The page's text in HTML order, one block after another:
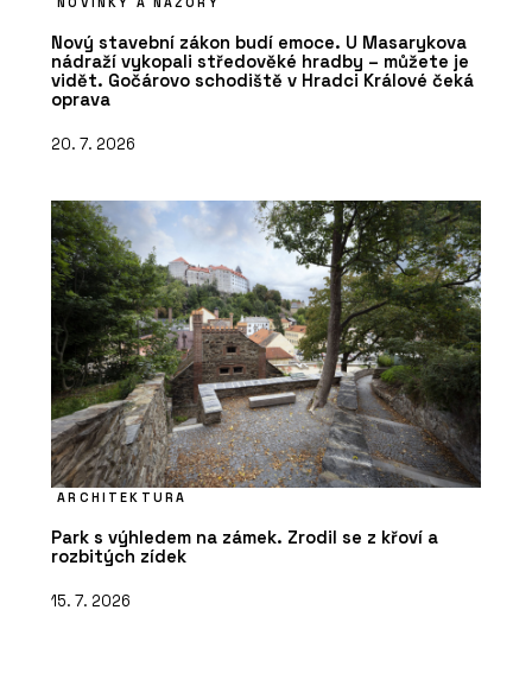
Nový stavební zákon budí emoce. U Masarykova
nádraží vykopali středověké hradby – můžete je
vidět. Gočárovo schodiště v Hradci Králové čeká
oprava
20. 7. 2026
ARCHITEKTURA
Park s výhledem na zámek. Zrodil se z křoví a
rozbitých zídek
15. 7. 2026